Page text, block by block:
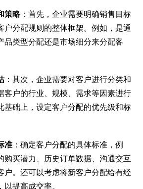
策略：首先，企业需要明确销售目标
户分配规则的整体框架。例如，是通
品类型分配还是市场细分来分配客
：其次，企业需要对客户进行分类和
客户的行业、规模、需求等因素进行
基础上，设定客户分配的优先级和标
准 ：确定客户分配的具体标准，例
购买潜力、历史订单数据、沟通交互
户。还可以考虑将新客户分配给有经
提高成交率。